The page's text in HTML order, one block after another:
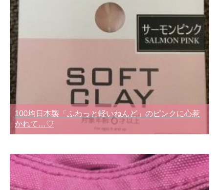
100均日本製「ふわっと軽いねんど」のピンクに心惹
かれて…♡